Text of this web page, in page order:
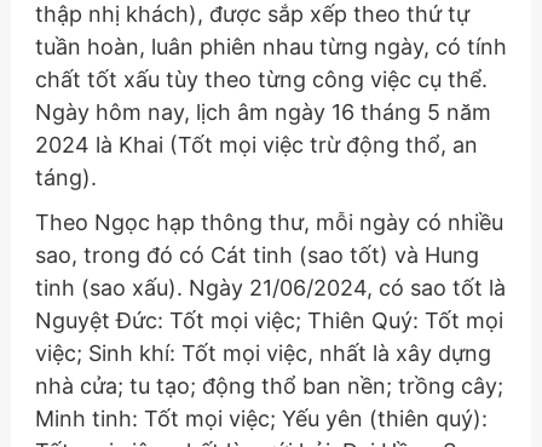
thập nhị khách), được sắp xếp theo thứ tự
tuần hoàn, luân phiên nhau từng ngày, có tính
chất tốt xấu tùy theo từng công việc cụ thể.
Ngày hôm nay, lịch âm ngày 16 tháng 5 năm
2024 là Khai (Tốt mọi việc trừ động thổ, an
táng).
Theo Ngọc hạp thông thư, mỗi ngày có nhiều
sao, trong đó có Cát tinh (sao tốt) và Hung
tinh (sao xấu). Ngày 21/06/2024, có sao tốt là
Nguyệt Đức: Tốt mọi việc; Thiên Quý: Tốt mọi
việc; Sinh khí: Tốt mọi việc, nhất là xây dựng
nhà cửa; tu tạo; động thổ ban nền; trồng cây;
Minh tinh: Tốt mọi việc; Yếu yên (thiên quý):